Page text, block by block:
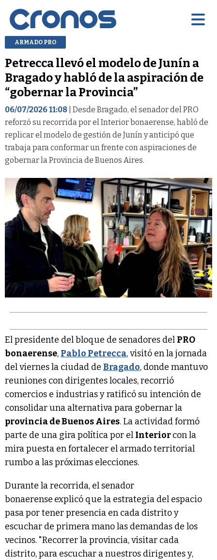
ARMADO PRO
Petrecca llevó el modelo de Junín a
Bragado y habló de la aspiración de
“gobernar la Provincia”
06/07/2026 11:08 | Desde Bragado, el senador del PRO
reforzó su recorrida por el Interior bonaerense, habló de
replicar el modelo de gestión de Junín y anticipó que
trabaja para conformar un frente con aspiraciones de
gobernar la Provincia de Buenos Aires.
El presidente del bloque de senadores del PRO
bonaerense, Pablo Petrecca, visitó en la jornada
del viernes la ciudad de Bragado, donde mantuvo
reuniones con dirigentes locales, recorrió
comercios e industrias y ratificó su intención de
consolidar una alternativa para gobernar la
provincia de Buenos Aires. La actividad formó
parte de una gira política por el Interiorcon la
mira puesta en fortalecer el armado territorial
rumbo a las próximas elecciones.
Durante la recorrida, el senador
bonaerense explicó que la estrategia del espacio
pasa por tener presencia en cada distrito y
escuchar de primera mano las demandas de los
vecinos. "Recorrer la provincia, visitar cada
distrito, para escuchar a nuestros dirigentes y,